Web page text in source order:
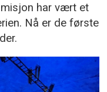
har vært et
Nå er de første